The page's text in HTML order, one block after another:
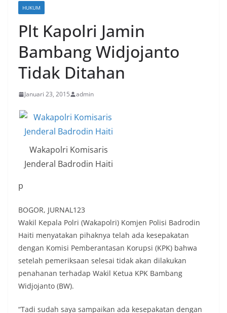
HUKUM
Plt Kapolri Jamin
Bambang Widjojanto
Tidak Ditahan
Januari 23, 2015 admin
Wakapolri Komisaris
Jenderal Badrodin Haiti
p
BOGOR, JURNAL123
Wakil Kepala Polri (Wakapolri) Komjen Polisi Badrodin
Haiti menyatakan pihaknya telah ada kesepakatan
dengan Komisi Pemberantasan Korupsi (KPK) bahwa
setelah pemeriksaan selesai tidak akan dilakukan
penahanan terhadap Wakil Ketua KPK Bambang
Widjojanto (BW).
“Tadi sudah saya sampaikan ada kesepakatan dengan